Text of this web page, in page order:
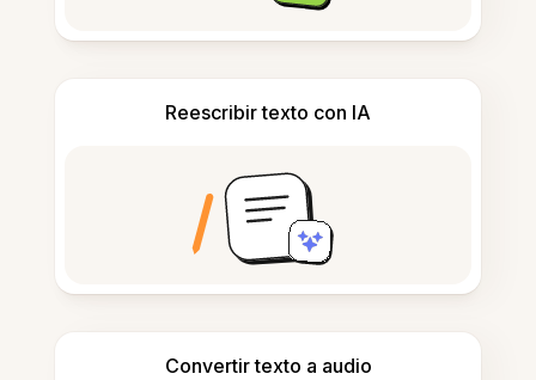
Reescribir texto con IA
Convertir texto a audio